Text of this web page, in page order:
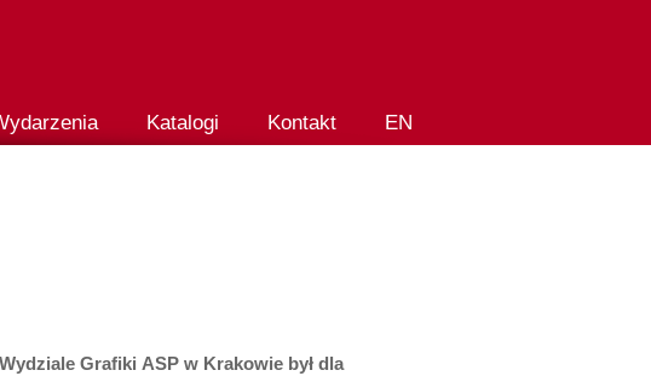
Katalogi Kontakt EN
Grafiki ASP w Krakowie był dla